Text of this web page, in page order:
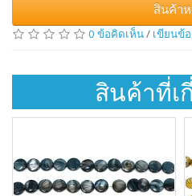
สินค้า
0 ข้อคิดเห็น/ เขียนข้
สินค้าที่เ